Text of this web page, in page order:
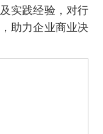
实践经验，对行
助力企业商业决